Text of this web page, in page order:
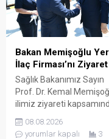
hammaddesi üreterek
sayıda ülkeye ihraç eden
DEVA Holding’in
Bakan Memişoğlu
İlaç Firması’nı
Sağlık Bakanımız Sayın
Prof. Dr. Kemal
ilimiz ziyareti
İlaç Sanayi ve Ticaret
08.08.2026
yorumlar kapalı
3